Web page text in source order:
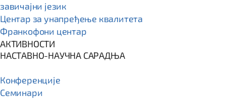
завичајни језик
Центар за унапређење квалитета
Франкофони центар
АКТИВНОСТИ
НАСТАВНО-НАУЧНА САРАДЊА
Конференције
Семинари